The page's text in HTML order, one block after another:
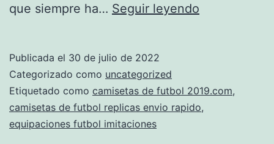
que siempre ha… Seguir leyendo
Publicada el 30 de julio de 2022
Categorizado como uncategorized
Etiquetado como camisetas de futbol 2019.com,
camisetas de futbol replicas envio rapido,
equipaciones futbol imitaciones